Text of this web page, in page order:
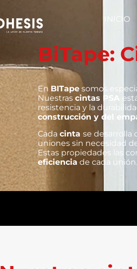
INICIO
BiTape:
En BITape somos
Nuestrascintas PSA
resistencia y la
construcción y del
Cadacintase desarrolla
uniones sin necesidad
Estas propiedades las
eficiencia de cada unión.